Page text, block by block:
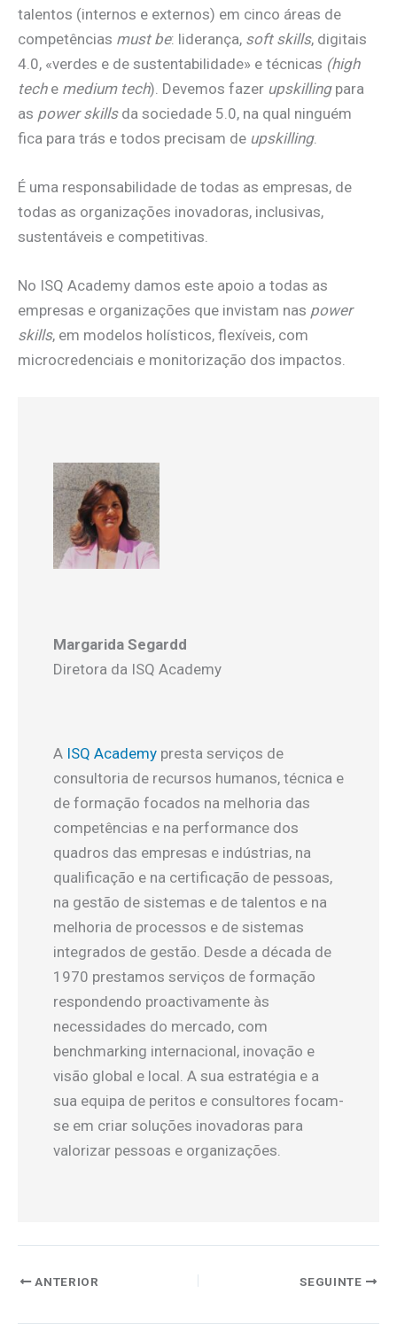
talentos (internos e externos) em cinco áreas de
competências must be: liderança, soft skills, digitais
4.0, «verdes e de sustentabilidade» e técnicas (high
teche medium tech). Devemos fazer upskillingpara
as power skillsda sociedade 5.0, na qual ninguém
fica para trás e todos precisam de upskilling.
É uma responsabilidade de todas as empresas, de
todas as organizações inovadoras, inclusivas,
sustentáveis e competitivas.
No ISQ Academy damos este apoio a todas as
empresas e organizações que invistam nas power
skills, em modelos holísticos, flexíveis, com
microcredenciais e monitorização dos impactos.
Margarida Segardd
Diretora da ISQ Academy
A ISQ Academy presta serviços de
consultoria de recursos humanos, técnica e
de formação focados na melhoria das
competências e na performance dos
quadros das empresas e indústrias, na
qualificação e na certificação de pessoas,
na gestão de sistemas e de talentos e na
melhoria de processos e de sistemas
integrados de gestão. Desde a década de
1970 prestamos serviços de formação
respondendo proactivamente às
necessidades do mercado, com
benchmarking internacional, inovação e
visão global e local. A sua estratégia e a
sua equipa de peritos e consultores focam-
se em criar soluções inovadoras para
valorizar pessoas e organizações.
ANTERIOR SEGUINTE